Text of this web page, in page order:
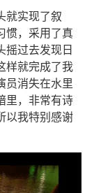
就实现了叙
惯，采用了真
摇过去发现日
样就完成了我
员消失在水里
里，非常有诗
以我特别感谢